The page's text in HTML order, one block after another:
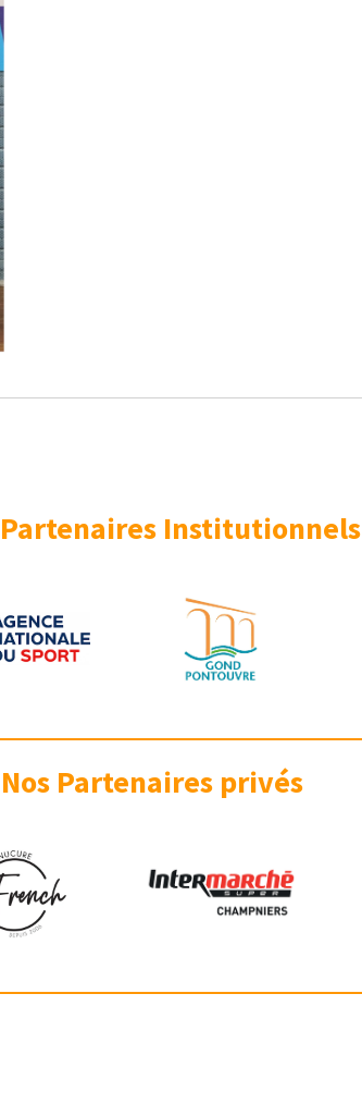
Partenaires Institutionnels
Nos Partenaires privés